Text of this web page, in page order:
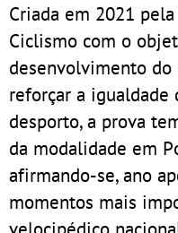
Criada em 2021
Ciclismo com o
desenvolvimento
reforçar a
desporto, a prova
da modalidade em
afirmando-se, ano
momentos mais